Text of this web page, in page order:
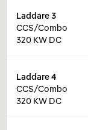
Laddare3
CCS/Combo
320 KW DC
Laddare4
CCS/Combo
320 KW DC